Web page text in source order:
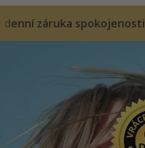
spokojenosti 60